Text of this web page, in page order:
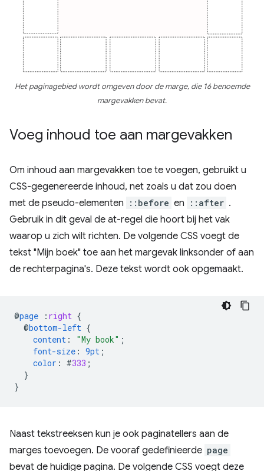
Het paginagebied wordt omgeven door de marge, die 16 benoemde
margevakken bevat.
Voeg inhoud toe aan margevakken
Om inhoud aan margevakken toe te voegen, gebruikt u
CSS-gegenereerde inhoud, net zoals u dat zou doen
met de pseudo-elementen
::before en ::after .
Gebruik in dit geval de at-regel die hoort bij het vak
waarop u zich wilt richten. De volgende CSS voegt de
tekst "Mijn boek" toe aan het margevak linksonder of aan
de rechterpagina's. Deze tekst wordt ook opgemaakt.
@page : right {
@bottom-left {
content : "My book" ;
font-size : 9pt ;
color : #333 ;
}
}
Naast tekstreeksen kun je ook paginatellers aan de
marges toevoegen. De vooraf gedefinieerde page
bevat de huidige pagina. De volgende CSS voegt deze